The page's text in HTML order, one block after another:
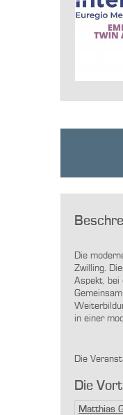
Die
Zwilling.
Aspekt, bei
in einer
Die
Die
Matthias